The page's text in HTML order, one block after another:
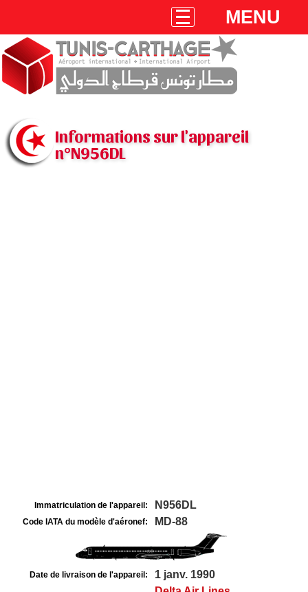
MENU
Informations sur l'appareil
n°N956DL
Immatriculation de l'appareil: N956DL
Code IATA du modèle d'aéronef: MD-88
Date de livraison de l'appareil: 1 janv. 1990